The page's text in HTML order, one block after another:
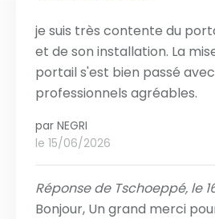
je suis très contente du
et de son installation. La
portail s'est bien passé
professionnels agréables.
par NEGRI
le 15/06/2026
Réponse de Tschoeppé, le
Bonjour, Un grand merci